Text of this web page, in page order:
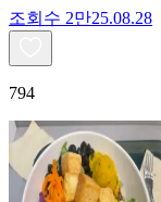
조회수 2만25.08.28
794